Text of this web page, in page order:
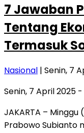
7 Jawaban
Tentang
Termasuk
Nasional | Senin, 7
Senin, 7 April 2025 -
JAKARTA –
Prabowo Subianto